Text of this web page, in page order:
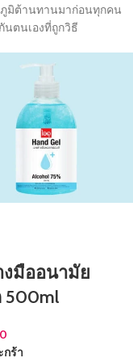
ภูมิต้านทานมาก่อนทุกคน
นตนเองที่ถูกวิธี
งมืออนามัย
500ml
กร้า